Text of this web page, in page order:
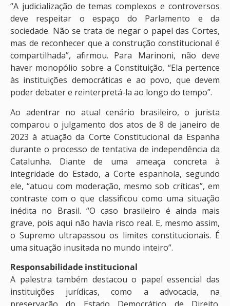
“A judicialização de temas complexos e controversos
deve respeitar o espaço do Parlamento e da
sociedade. Não se trata de negar o papel das Cortes,
mas de reconhecer que a construção constitucional é
compartilhada”, afirmou. Para Marinoni, não deve
haver monopólio sobre a Constituição. “Ela pertence
às instituições democráticas e ao povo, que devem
poder debater e reinterpretá-la ao longo do tempo”.
Ao adentrar no atual cenário brasileiro, o jurista
comparou o julgamento dos atos de 8 de janeiro de
2023 à atuação da Corte Constitucional da Espanha
durante o processo de tentativa de independência da
Catalunha. Diante de uma ameaça concreta à
integridade do Estado, a Corte espanhola, segundo
ele, “atuou com moderação, mesmo sob críticas”, em
contraste com o que classificou como uma situação
inédita no Brasil. “O caso brasileiro é ainda mais
grave, pois aqui não havia risco real. E, mesmo assim,
o Supremo ultrapassou os limites constitucionais. É
uma situação inusitada no mundo inteiro”.
Responsabilidade institucional
A palestra também destacou o papel essencial das
instituições jurídicas, como a advocacia, na